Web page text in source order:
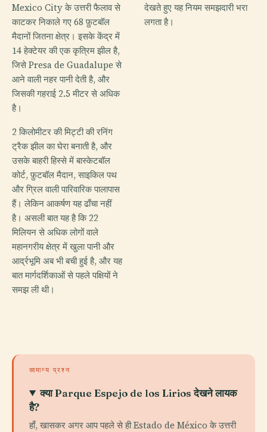
Mexico City के उत्तरी फैलाव से
काटकर निकाले गए 68 फ़ुटबॉल
मैदानों जितना क्षेत्र। इसके केंद्र में
14 हेक्टेयर की एक कृत्रिम झील है,
जिसे Presa de Guadalupe से
आने वाली नहर पानी देती है, और
जिसकी गहराई 2.5 मीटर से अधिक
है।
2 किलोमीटर की मिट्टी की रनिंग
ट्रैक झील का घेरा बनाती है, और
उसके बाहरी हिस्से में बास्केटबॉल
कोर्ट, फ़ुटबॉल मैदान, साइकिल पथ
और ग्रिल वाली पारिवारिक पालापास
हैं। लेकिन आकर्षण यह ढाँचा नहीं
है। असली बात यह है कि 22
मिलियन से अधिक लोगों वाले
महानगरीय क्षेत्र में खुला पानी और
आर्द्रभूमि अब भी बची हुई है, और यह
बात मार्गदर्शिकाओं से पहले पक्षियों ने
समझ ली थी।
देखते हुए यह नियम समझदारी भरा
लगता है।
सामान्य प्रश्न
क्या Parque Espejo de los Lirios देखने लायक
है?
हाँ, खासकर अगर आप पहले से ही Estado de México के उत्तरी